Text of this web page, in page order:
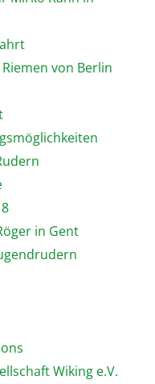
von Berlin
in Gent
Wiking e.V.